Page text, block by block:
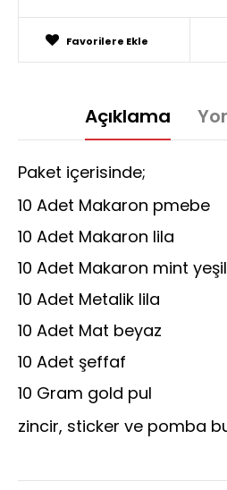
Favorilere Ekle
Açıklama
Paket içerisinde;
10 Adet Makaron pmebe
10 Adet Makaron lila
10 Adet Makaron mint
10 Adet Metalik lila
10 Adet Mat beyaz
10 Adet şeffaf
10 Gram gold pul
zincir, sticker ve pomba